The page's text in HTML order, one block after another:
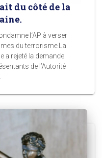
du côté de la
l’AP à verser
du terrorisme La
a rejeté la demande
de l’Autorité